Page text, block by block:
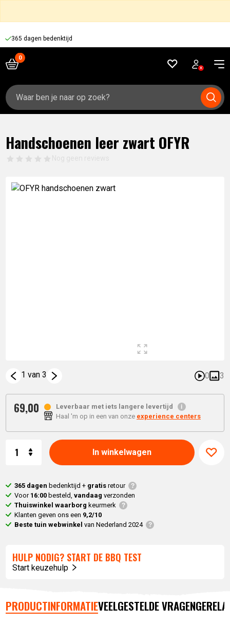
365 dagen bedenktijd
Zoeken
naar:
Handschoenen leer zwart OFYR
1 van 3 0 3
69,00
Leverbaar met iets langere levertijd
Haal 'm op in een van onze experience centers
In winkelwagen
365 dagen bedenktijd + gratisretour
Voor 16:00 besteld,vandaag verzonden
Thuiswinkel waarborg keurmerk
Klanten geven ons een 9,2/10
Beste tuin webwinkel van Nederland 2024
HULP NODIG? START DE BBQ TEST
Start keuzehulp
PRODUCTINFORMATIEVEELGESTELDE VRAGEN